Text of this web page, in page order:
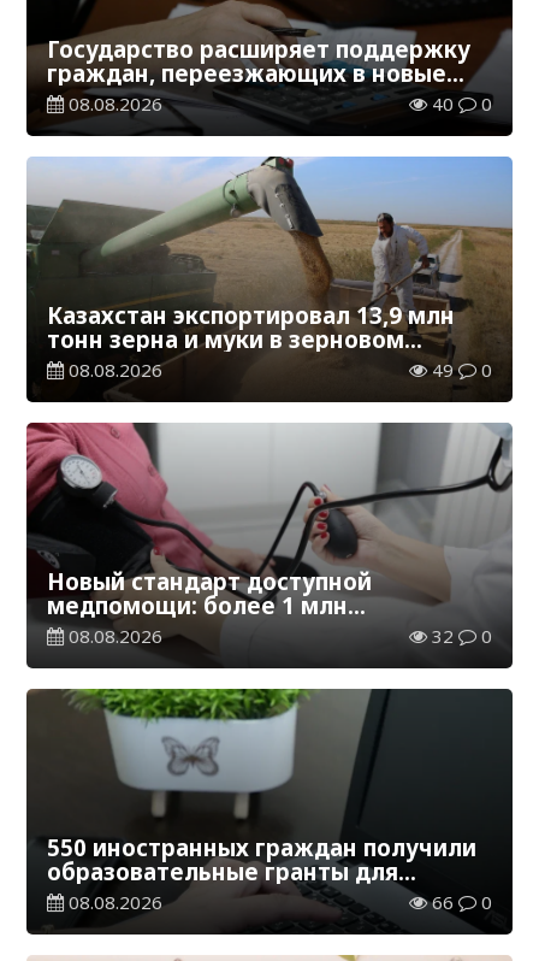
Государство расширяет поддержку
граждан, переезжающих в новые
регионы для работы
08.08.2026 40 0
Казахстан экспортировал 13,9 млн
тонн зерна и муки в зерновом
эквиваленте
08.08.2026 49 0
Новый стандарт доступной
медпомощи: более 1 млн
казахстанцев получили
телемедицинские услуги
08.08.2026 32 0
550 иностранных граждан получили
образовательные гранты для
обучения в Казахстане
08.08.2026 66 0